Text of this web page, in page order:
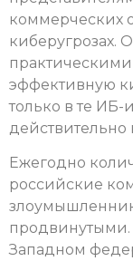
коммерческих
киберугрозах.
практическими
эффективную
только в те
Ежегодно
российские
продвинутыми.
Западном